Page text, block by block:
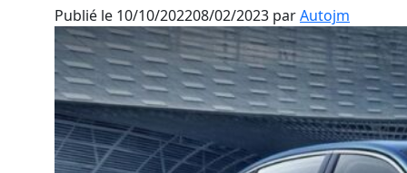
Publié le 10/10/202208/02/2023 parAutojm